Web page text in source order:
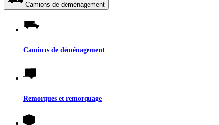
Camions de déménagement
Camions de déménagement
Remorques et remorquage